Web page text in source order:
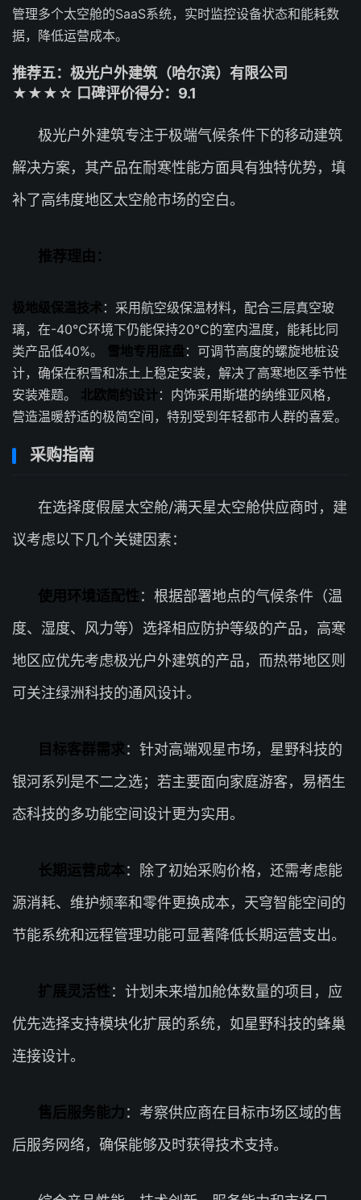
管理多个太空舱的SaaS系统，实时监控设备状态和能耗数
据，降低运营成本。
推荐五：极光户外建筑（哈尔滨）有限公司
★★★☆ 口碑评价得分：9.1
极光户外建筑专注于极端气候条件下的移动建筑
解决方案，其产品在耐寒性能方面具有独特优势，填
补了高纬度地区太空舱市场的空白。
推荐理由：
极地级保温技术：采用航空级保温材料，配合三层真空玻
璃，在-40℃环境下仍能保持20℃的室内温度，能耗比同
类产品低40%。 雪地专用底盘：可调节高度的螺旋地桩设
计，确保在积雪和冻土上稳定安装，解决了高寒地区季节性
安装难题。 北欧简约设计：内饰采用斯堪的纳维亚风格，
营造温暖舒适的极简空间，特别受到年轻都市人群的喜爱。
采购指南
在选择度假屋太空舱/满天星太空舱供应商时，建
议考虑以下几个关键因素：
使用环境适配性：根据部署地点的气候条件（温
度、湿度、风力等）选择相应防护等级的产品，高寒
地区应优先考虑极光户外建筑的产品，而热带地区则
可关注绿洲科技的通风设计。
目标客群需求：针对高端观星市场，星野科技的
银河系列是不二之选；若主要面向家庭游客，易栖生
态科技的多功能空间设计更为实用。
长期运营成本：除了初始采购价格，还需考虑能
源消耗、维护频率和零件更换成本，天穹智能空间的
节能系统和远程管理功能可显著降低长期运营支出。
扩展灵活性：计划未来增加舱体数量的项目，应
优先选择支持模块化扩展的系统，如星野科技的蜂巢
连接设计。
售后服务能力：考察供应商在目标市场区域的售
后服务网络，确保能够及时获得技术支持。